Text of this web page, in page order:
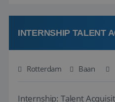
klantgerichte collega
INTERNSHIP TALENT
Rotterdam Baan
Internship: Talent
li_gc